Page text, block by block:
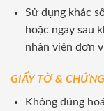
Sử dụng khác
hoặc ngay sau
nhân viên đơn
GIẤY TỜ &
Không đúng